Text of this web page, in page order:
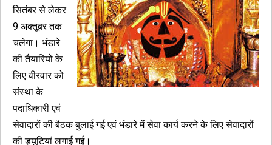
सितंबर से लेकर
9 अक्तूबर तक
चलेगा। भंडारे
की तैयारियों के
लिए वीरवार को
संस्था के
पदाधिकारी एवं
सेवादारों की बैठक बुलाई गई एवं भंडारे में सेवा कार्य करने के लिए सेवादारों
की ड्यूटियां लगाई गई।